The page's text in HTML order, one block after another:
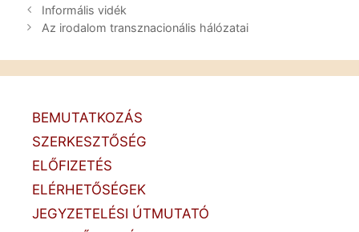
Post
navigation
Informális vidék
Az irodalom transznacionális hálózatai
BEMUTATKOZÁS
SZERKESZTŐSÉG
ELŐFIZETÉS
ELÉRHETŐSÉGEK
JEGYZETELÉSI ÚTMUTATÓ